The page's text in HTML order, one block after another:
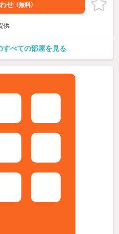
せ （無料）
供
すべての部屋を見る